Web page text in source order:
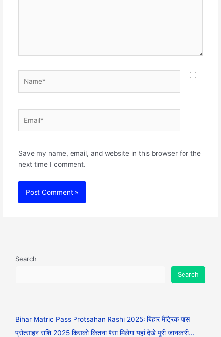
Save my name, email, and website in this browser for the
next time I comment.
Search
Search
Bihar Matric Pass Protsahan Rashi 2025: बिहार मैट्रिक पास
प्रोत्साहन राशि 2025 किसको कितना पैसा मिलेगा यहां देखे पूरी जानकारी…